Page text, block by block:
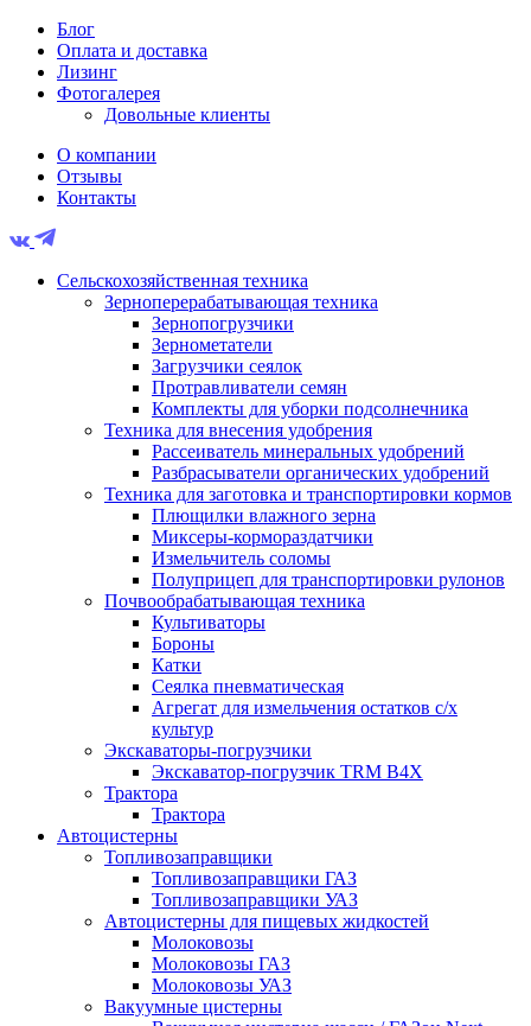
Блог
Оплата и доставка
Лизинг
Фотогалерея
Довольные клиенты
О компании
Отзывы
Контакты
Сельскохозяйственная техника
Зерноперерабатывающая техника
Зернопогрузчики
Зернометатели
Загрузчики сеялок
Протравливатели семян
Комплекты для уборки подсолнечника
Техника для внесения удобрения
Рассеиватель минеральных удобрений
Разбрасыватели органических удобрений
Техника для заготовка и транспортировки кормов
Плющилки влажного зерна
Миксеры-кормораздатчики
Измельчитель соломы
Полуприцеп для транспортировки рулонов
Почвообрабатывающая техника
Культиваторы
Бороны
Катки
Сеялка пневматическая
Агрегат для измельчения остатков с/х
культур
Экскаваторы-погрузчики
Экскаватор-погрузчик TRM B4X
Трактора
Трактора
Автоцистерны
Топливозаправщики
Топливозаправщики ГАЗ
Топливозаправщики УАЗ
Автоцистерны для пищевых жидкостей
Молоковозы
Молоковозы ГАЗ
Молоковозы УАЗ
Вакуумные цистерны